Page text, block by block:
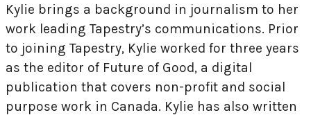
Kylie brings a background in journalism to her
work leading Tapestry’s communications. Prior
to joining Tapestry, Kylie worked for three years
as the editor of Future of Good, a digital
publication that covers non-profit and social
purpose work in Canada. Kylie has also written